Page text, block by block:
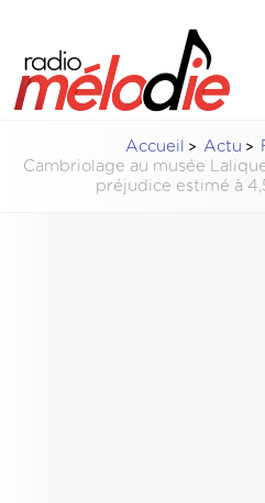
Accueil Actu
Cambriolage au musée
préjudice estimé à